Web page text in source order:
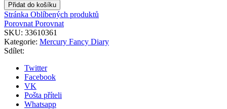
Přidat do košíku
Stránka Oblíbených produktů
Porovnat Porovnat
SKU: 33610361
Kategorie: Mercury Fancy Diary
Sdílet:
Twitter
Facebook
VK
Pošta příteli
Whatsapp